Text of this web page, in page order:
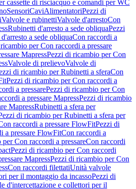
cassette di risciacquo e comandi per WC
SensoriCaviAlimentatoriPezzi di
Valvole e rubinettiValvole d'arrestoCon
Rubinetti d'arresto a sede obliquaPezzi
a sede obliquaCon raccordi a
per Con raccordi a pressare
MapressPezzi di ricambio per Con
Valvole di prelievoValvole di
di ricambio per Rubinetti a sferaCon
Pezzi di ricambio per Con raccordi a
a pressarePezzi di ricambio per Con
a pressare MapressPezzi di ricambio
MapressRubinetti a sfera per
di ricambio per Rubinetti a sfera per
raccordi a pressare FlowFitPezzi di
a pressare FlowFitCon raccordi a
Con raccordi a pressareCon raccordi
Pezzi di ricambio per Con raccordi
MapressPezzi di ricambio per Con
Con raccordi filettatiUnità valvole
per il montaggio da incassoPezzi di
d'intercettazione e collettori per il